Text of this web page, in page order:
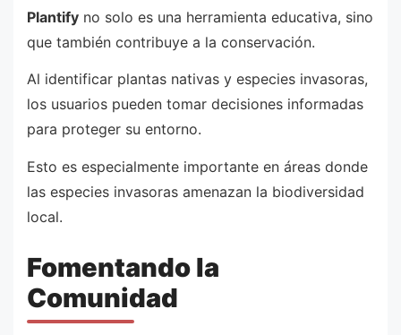
Plantify no solo es una herramienta educativa, sino
que también contribuye a la conservación.
Al identificar plantas nativas y especies invasoras,
los usuarios pueden tomar decisiones informadas
para proteger su entorno.
Esto es especialmente importante en áreas donde
las especies invasoras amenazan la biodiversidad
local.
Fomentando la
Comunidad